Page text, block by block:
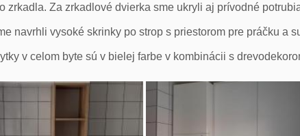
zrkadla. Za zrkadlové dvierka sme ukryli aj prívodné
navrhli vysoké skrinky po strop s priestorom pre práčku a
v celom byte sú v bielej farbe v kombinácii s